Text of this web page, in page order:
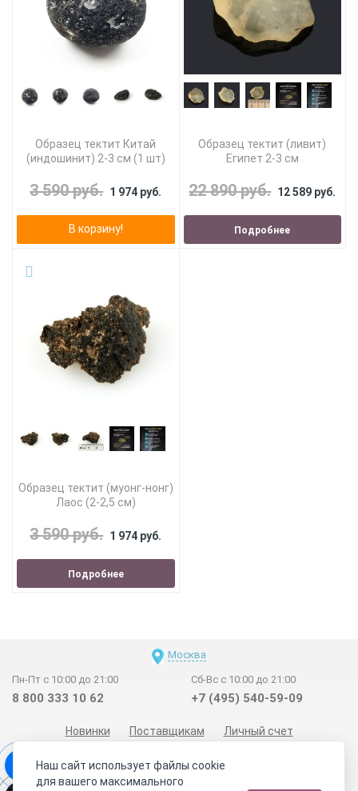
Образец тектит Китай
(индошинит) 2-3 см (1 шт)
3 590 руб. 1 974 руб.
В корзину!
Образец тектит (ливит)
Египет 2-3 см
22 890 руб. 12 589 руб.
Подробнее
Образец тектит (муонг-нонг)
Лаос (2-2,5 см)
3 590 руб. 1 974 руб.
Подробнее
Москва
Пн-Пт с 10:00 до 21:00
8 800 333 10 62
Сб-Вс с 10:00 до 21:00
+7 (495) 540-59-09
Новинки Поставщикам
Личный счет
Отзывы покупателей
Сертификаты
Наш сайт использует файлы cookie
для вашего максимального